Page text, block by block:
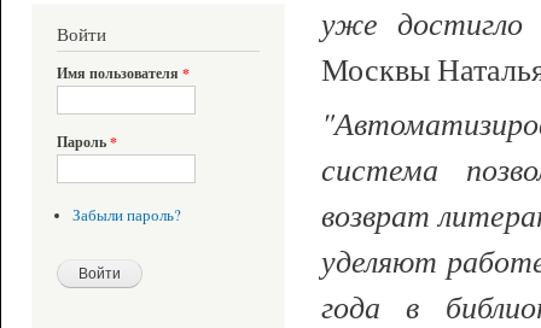
Войти
Имя пользователя *
Пароль*
Забыли пароль?
уже достигло
Москвы
система
возврат
уделяют
года в